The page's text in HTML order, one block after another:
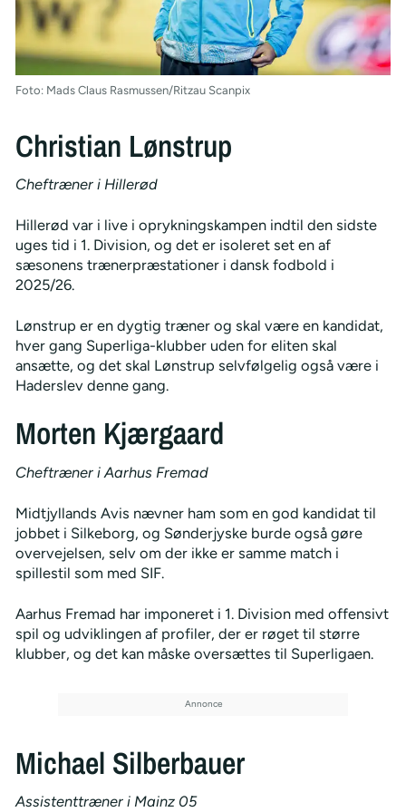
Foto: Mads Claus Rasmussen/Ritzau Scanpix
Christian Lønstrup
Cheftræner i Hillerød
Hillerød var i live i oprykningskampen indtil den sidste
uges tid i 1. Division, og det er isoleret set en af
sæsonens trænerpræstationer i dansk fodbold i
2025/26.
Lønstrup er en dygtig træner og skal være en kandidat,
hver gang Superliga-klubber uden for eliten skal
ansætte, og det skal Lønstrup selvfølgelig også være i
Haderslev denne gang.
Morten Kjærgaard
Cheftræner i Aarhus Fremad
Midtjyllands Avis nævner ham som en god kandidat til
jobbet i Silkeborg, og Sønderjyske burde også gøre
overvejelsen, selv om der ikke er samme match i
spillestil som med SIF.
Aarhus Fremad har imponeret i 1. Division med offensivt
spil og udviklingen af profiler, der er røget til større
klubber, og det kan måske oversættes til Superligaen.
Michael Silberbauer
Assistenttræner i Mainz 05